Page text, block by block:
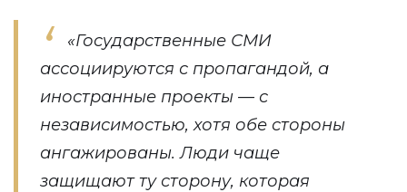
«Государственные СМИ
ассоциируются с пропагандой, а
иностранные проекты — с
независимостью, хотя обе стороны
ангажированы. Люди чаще
защищают ту сторону, которая